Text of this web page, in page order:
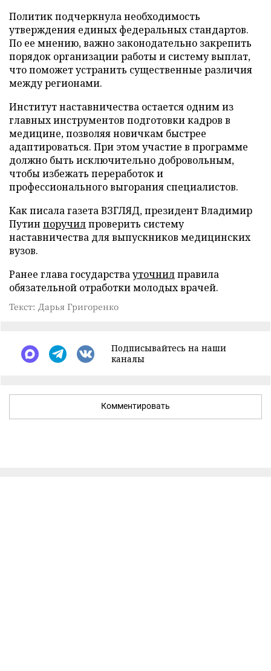
Политик подчеркнула необходимость
утверждения единых федеральных стандартов.
По ее мнению, важно законодательно закрепить
порядок организации работы и систему выплат,
что поможет устранить существенные различия
между регионами.
Институт наставничества остается одним из
главных инструментов подготовки кадров в
медицине, позволяя новичкам быстрее
адаптироваться. При этом участие в программе
должно быть исключительно добровольным,
чтобы избежать переработок и
профессионального выгорания специалистов.
Как писала газета ВЗГЛЯД, президент Владимир
Путин поручилпроверить систему
наставничества для выпускников медицинских
вузов.
Ранее глава государствауточнилправила
обязательной отработки молодых врачей.
Текст: Дарья Григоренко
Подписывайтесь на наши
каналы
Комментировать